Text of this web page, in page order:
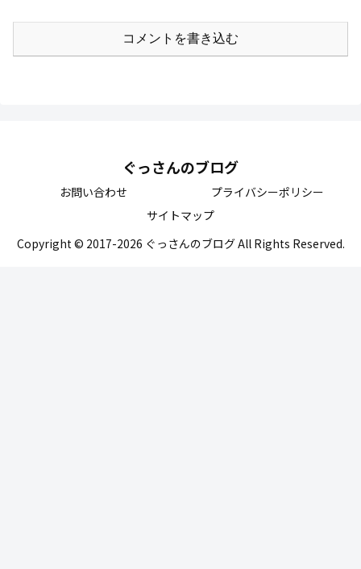
コメントを書き込む
ぐっさんのブログ
お問い合わせ
プライバシーポリシー
サイトマップ
Copyright © 2017-2026 ぐっさんのブログ All Rights Reserved.